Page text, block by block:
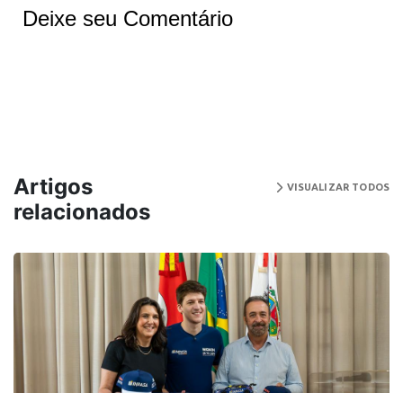
Deixe seu Comentário
Artigos
relacionados
VISUALIZAR TODOS